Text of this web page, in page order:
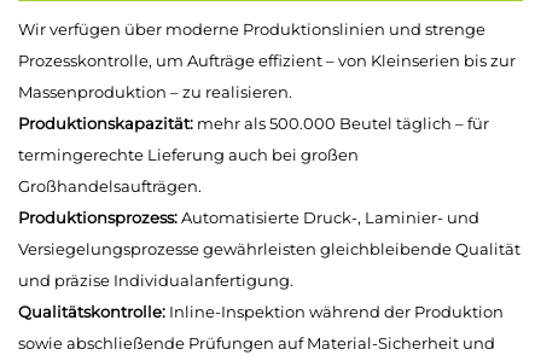
Wir verfügen über moderne Produktionslinien und strenge
Prozesskontrolle, um Aufträge effizient – von Kleinserien bis zur
Massenproduktion – zu realisieren.
Produktionskapazität: mehr als 500.000 Beutel täglich – für
termingerechte Lieferung auch bei großen
Großhandelsaufträgen.
Produktionsprozess:Automatisierte Druck-, Laminier- und
Versiegelungsprozesse gewährleisten gleichbleibende Qualität
und präzise Individualanfertigung.
Qualitätskontrolle: Inline-Inspektion während der Produktion
sowie abschließende Prüfungen auf Material-Sicherheit und